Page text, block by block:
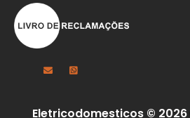
Eletricodomesticos ©